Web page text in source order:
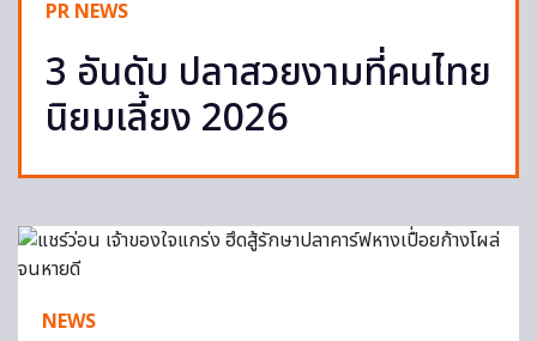
PR NEWS
3 อันดับ ปลาสวยงามที่คนไทย
นิยมเลี้ยง 2026
NEWS